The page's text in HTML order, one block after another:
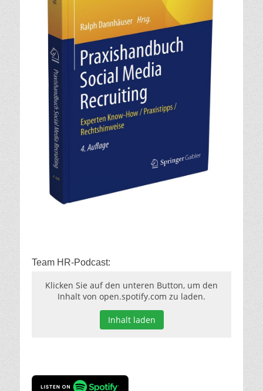
Team HR-Podcast:
Klicken Sie auf den unteren Button, um den
Inhalt von open.spotify.com zu laden.
Inhalt laden